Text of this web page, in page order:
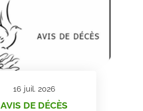
16 juil. 2026
AVIS DE DÉCÈS